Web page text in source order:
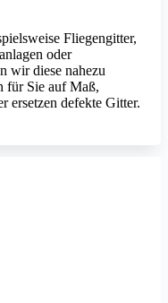
Fliegengitter,
oder
wir diese nahezu
für Sie auf Maß,
ersetzen defekte Gitter.